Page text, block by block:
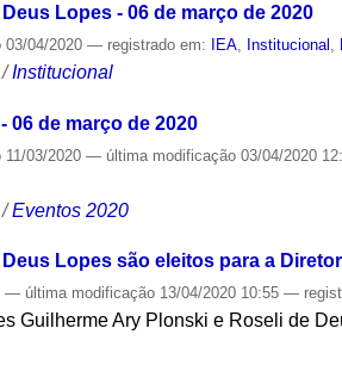
Lopes - 06 de março de 2020
03/04/2020— registrado em: IEA Institucional
/Institucional
06 de março de 2020
11/03/2020— última modificação 03/04/2020
/Eventos 2020
Lopes são eleitos para a
— última modificação 13/04/2020 10:55—
Guilherme Ary Plonski e Roseli de